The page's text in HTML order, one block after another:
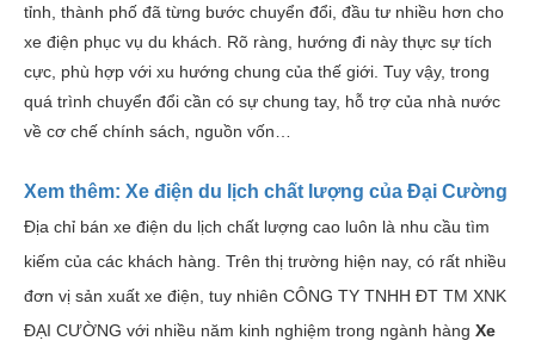
tỉnh, thành phố đã từng bước chuyển đổi, đầu tư nhiều hơn cho
xe điện phục vụ du khách. Rõ ràng, hướng đi này thực sự tích
cực, phù hợp với xu hướng chung của thế giới. Tuy vậy, trong
quá trình chuyển đổi cần có sự chung tay, hỗ trợ của nhà nước
về cơ chế chính sách, nguồn vốn…
Xem thêm: Xe điện du lịch chất lượng của Đại Cường
Địa chỉ bán xe điện du lịch chất lượng cao luôn là nhu cầu tìm
kiếm của các khách hàng. Trên thị trường hiện nay, có rất nhiều
đơn vị sản xuất xe điện, tuy nhiên CÔNG TY TNHH ĐT TM XNK
ĐẠI CƯỜNG với nhiều năm kinh nghiệm trong ngành hàng Xe